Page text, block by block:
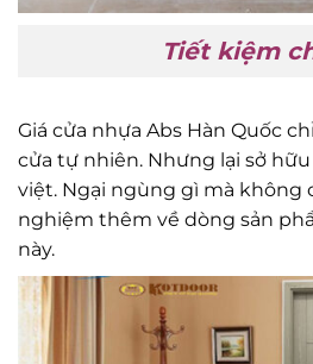
Tiết kiệm
Giá cửa nhựa Abs Hàn Quốc
cửa tự nhiên. Nhưng lại sở
việt. Ngại ngùng gì mà không
nghiệm thêm về dòng sản
này.